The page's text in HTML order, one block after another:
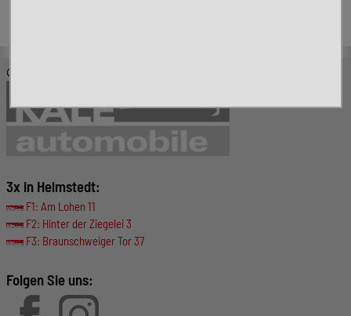
© KALE-Automobile GmbH
3x in Helmstedt:
F1: Am Lohen 11
F2: Hinter der Ziegelei 3
F3: Braunschweiger Tor 37
Folgen Sie uns: